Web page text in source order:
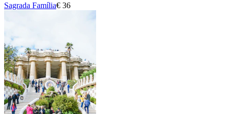
Sagrada Família€ 36